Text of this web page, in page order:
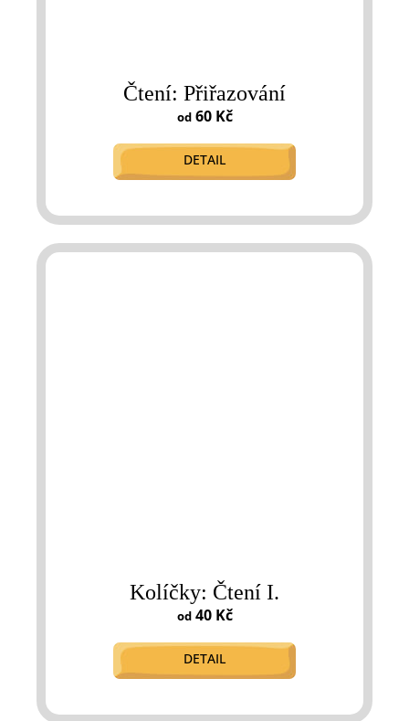
Čtení: Přiřazování
od60 Kč
DETAIL
Kolíčky: Čtení I.
od40 Kč
DETAIL